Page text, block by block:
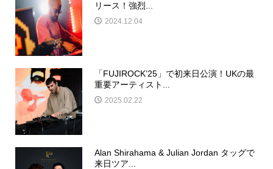
リース！強烈...
2024.12.04
「FUJIROCK’25」で初来日公演！UKの最
重要アーティスト...
2025.02.22
Alan Shirahama & Julian Jordan タッグで
来日ツア...